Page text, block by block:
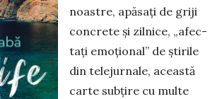
noastre, apăsați de griji
concrete și zilnice, „afec­
tați emoțional” de știrile
din telejurnale, această
carte subţire cu multe